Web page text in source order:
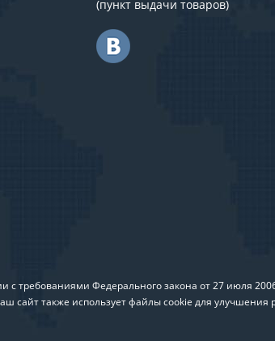
(пункт выдачи товаров)
с требованиями Федерального закона от 27 июля
также использует файлы cookie для